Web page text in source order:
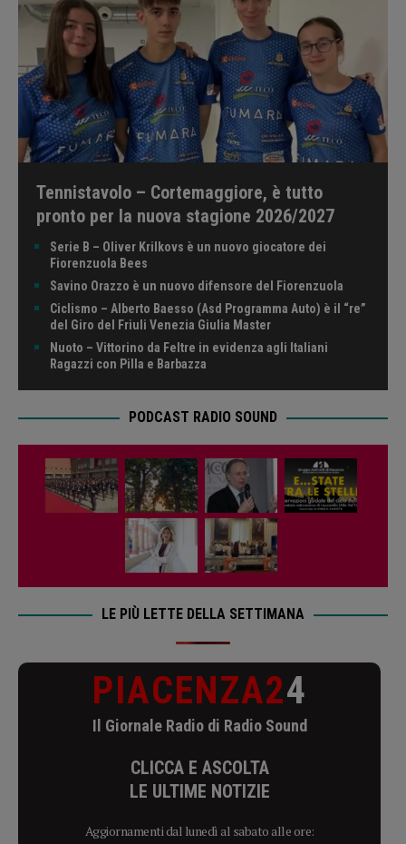
Tennistavolo – Cortemaggiore, è tutto
pronto per la nuova stagione 2026/2027
Serie B – Oliver Krilkovs è un nuovo giocatore dei
Fiorenzuola Bees
Savino Orazzo è un nuovo difensore del Fiorenzuola
Ciclismo – Alberto Baesso (Asd Programma Auto) è il “re”
del Giro del Friuli Venezia Giulia Master
Nuoto – Vittorino da Feltre in evidenza agli Italiani
Ragazzi con Pilla e Barbazza
PODCAST RADIO SOUND
LE PIÙ LETTE DELLA SETTIMANA
PIACENZA24
Il Giornale Radio di Radio Sound
CLICCA E ASCOLTA
LE ULTIME NOTIZIE
Aggiornamenti dal lunedì al sabato alle ore: